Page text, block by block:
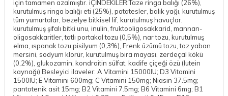
için tamamen azalmıştır. iÇİNDEKİLER:Taze ringa balığı (26%),
kurutulmuş ringa balığı eti (25%), patatesler, balık yağı, kurutulmuş
tüm yumurtalar, bezelye bitkisel lif, kurutulmuş havuçlar,
kurutulmuş şifalı bitki unu, inulin, fruktooligosakkarid, mannan-
oligosakkaritler, tatlı portakal tozu (0,5%), nar tozu, kurutulmuş
elma, ıspanak tozu,pisilyum (0,3%), Frenk üzümü tozu, toz yaban
mersini, sodyum klorür, kurutulmuş bira mayası, zerdeçal kökü
(0,2%), glukozamin, kondroitin sülfat, kadife çiçeği özü (lutein
kaynağı) Besleyici ilaveler: A Vitamini 15000IU; D3 Vitamini
1500IU; E Vitamini 600mg; C Vitamini 150mg; Niasin 37.5mg;
pantotenik asit 15mg; B2 Vitamini 7.5mg; B6 Vitamini 6mg; B1